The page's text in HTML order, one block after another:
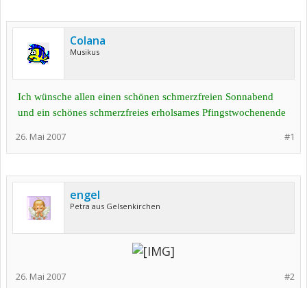
Colana
Musikus
Ich wünsche allen einen schönen schmerzfreien Sonnabend
und ein schönes schmerzfreies erholsames Pfingstwochenende
#1
26. Mai 2007
engel
Petra aus Gelsenkirchen
#2
26. Mai 2007